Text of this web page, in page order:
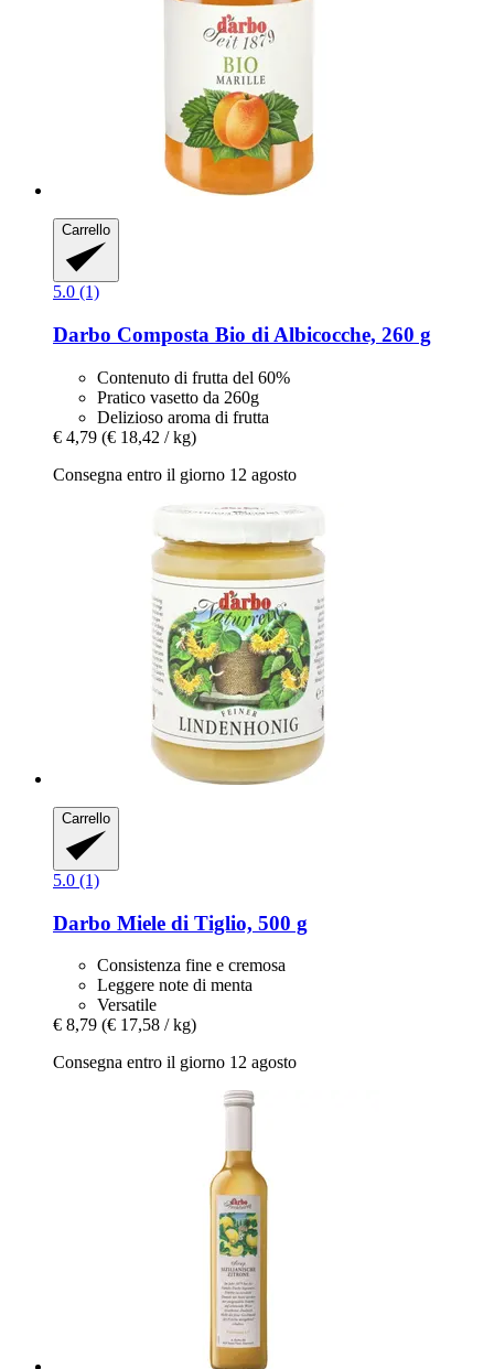
Carrello
5.0 (1)
Darbo Composta Bio di Albicocche, 260 g
Contenuto di frutta del 60%
Pratico vasetto da 260g
Delizioso aroma di frutta
€ 4,79 (€ 18,42 / kg)
Consegna entro il giorno 12 agosto
Carrello
5.0 (1)
Darbo Miele di Tiglio, 500 g
Consistenza fine e cremosa
Leggere note di menta
Versatile
€ 8,79 (€ 17,58 / kg)
Consegna entro il giorno 12 agosto